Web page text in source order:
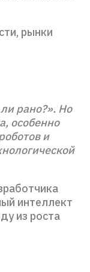
рынки
рано?». Но
особенно
и
интеллект
из роста